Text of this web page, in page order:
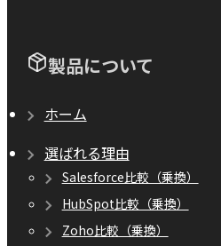
製品について
ホーム
選ばれる理由
Salesforce比較（乗換）
HubSpot比較（乗換）
Zoho比較（乗換）